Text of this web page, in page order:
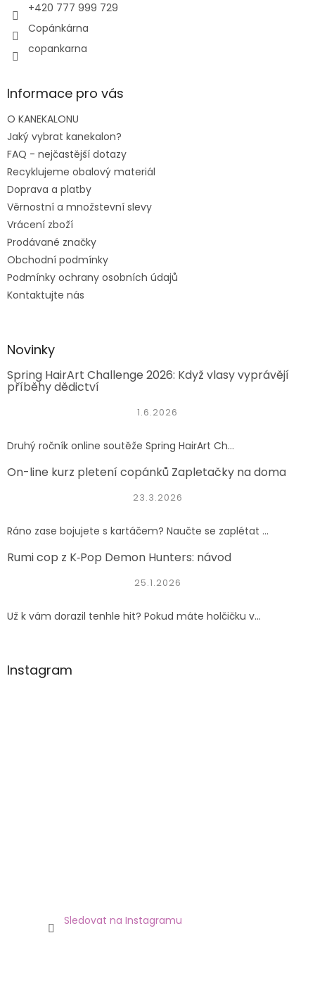
+420 777 999 729
Copánkárna
copankarna
Informace pro vás
O KANEKALONU
Jaký vybrat kanekalon?
FAQ - nejčastější dotazy
Recyklujeme obalový materiál
Doprava a platby
Věrnostní a množstevní slevy
Vrácení zboží
Prodávané značky
Obchodní podmínky
Podmínky ochrany osobních údajů
Kontaktujte nás
Novinky
Spring HairArt Challenge 2026: Když vlasy vyprávějí
příběhy dědictví
1.6.2026
Druhý ročník online soutěže Spring HairArt Ch...
On-line kurz pletení copánků Zapletačky na doma
23.3.2026
Ráno zase bojujete s kartáčem? Naučte se zaplétat ...
Rumi cop z K‑Pop Demon Hunters: návod
25.1.2026
Už k vám dorazil tenhle hit? Pokud máte holčičku v...
Instagram
Sledovat na Instagramu